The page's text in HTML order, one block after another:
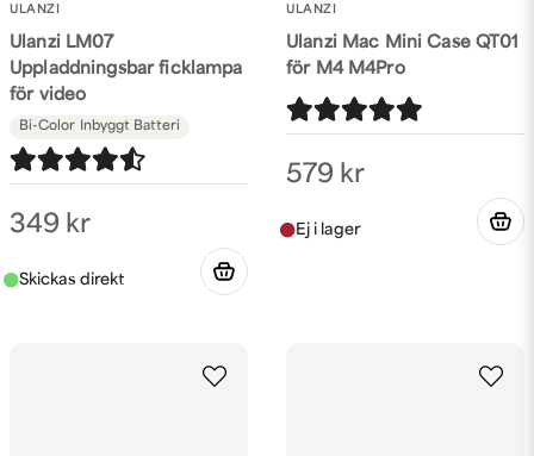
ULANZI
Ulanzi LM07
Uppladdningsbar ficklampa
för video
Bi-Color Inbyggt Batteri
349 kr
ULANZI
Ulanzi Mac Mini Case QT01
för M4 M4Pro
579 kr